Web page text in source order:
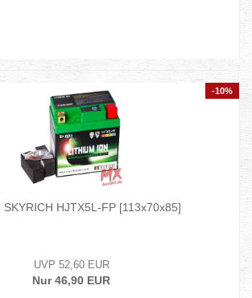
-10%
SKYRICH HJTX5L-FP [113x70x85]
UVP 52,60 EUR
Nur 46,90 EUR